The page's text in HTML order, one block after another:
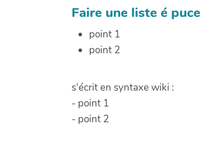
Faire une liste é puce
point 1
point 2
s'écrit en syntaxe wiki :
- point 1
- point 2